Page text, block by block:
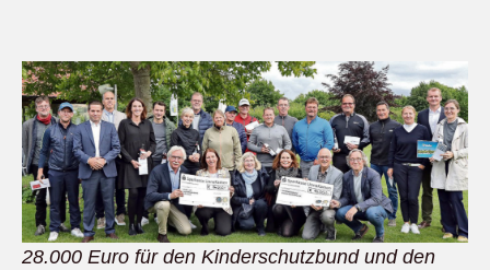
28.000 Euro für den Kinderschutzbund und den